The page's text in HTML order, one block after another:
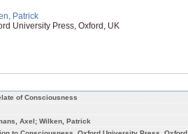
Patrick
University Press, Oxford, UK
of Consciousness
Axel; Wilken, Patrick